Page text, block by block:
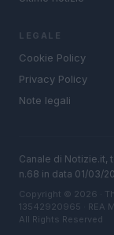
LEGALE
Cookie Policy
Privacy Policy
Note legali
Canale di Notizie.it,
n.68 in data 01/03/
Copyright © 2026 ·
13542920965 · REA
All Rights Reserved